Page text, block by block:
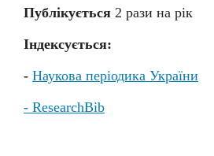
Публікується 2 рази на рік
Індексується:
- Наукова періодика України
- ResearchBib